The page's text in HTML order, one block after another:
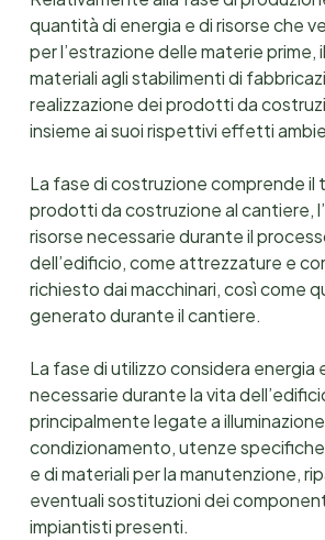
quantità di energia e di risorse che
per l’estrazione delle materie prime,
materiali agli stabilimenti di
realizzazione dei prodotti da
insieme ai suoi rispettivi effetti
La fase di costruzione comprende il
prodotti da costruzione al cantiere,
risorse necessarie durante il
dell’edificio, come attrezzature e
richiesto dai macchinari, così come
generato durante il cantiere.
La fase di utilizzo considera energia
necessarie durante la vita
principalmente legate a
condizionamento, utenze
e di materiali per la manutenzione,
eventuali sostituzioni dei
impiantisti presenti.